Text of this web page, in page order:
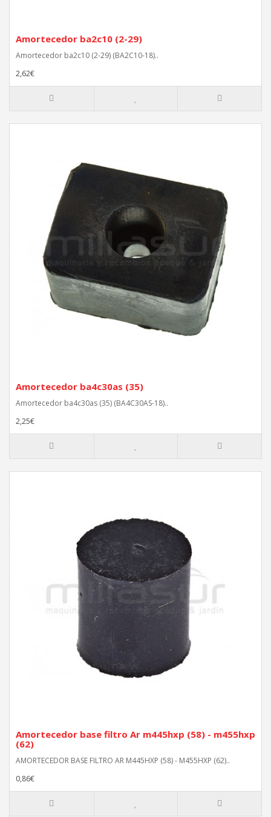
Amortecedor ba2c10 (2-29)
Amortecedor ba2c10 (2-29) (BA2C10-18)..
2,62€
Amortecedor ba4c30as (35)
Amortecedor ba4c30as (35) (BA4C30AS-18)..
2,25€
Amortecedor base filtro Ar m445hxp (58) - m455hxp
(62)
AMORTECEDOR BASE FILTRO AR M445HXP (58) - M455HXP (62)..
0,86€